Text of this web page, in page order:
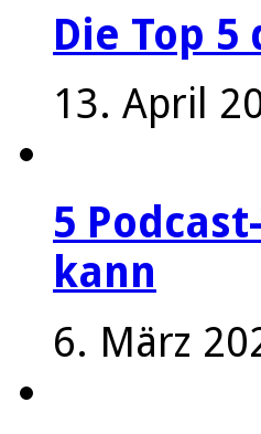
Die Top
13. April
5
kann
6. März